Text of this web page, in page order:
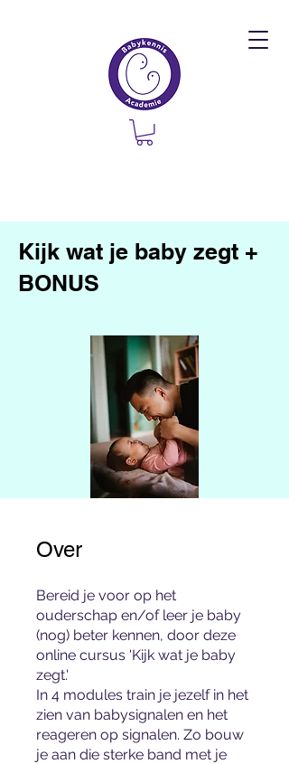
Kijk wat je baby zegt +
BONUS
Over
Bereid je voor op het
ouderschap en/of leer je baby
(nog) beter kennen, door deze
online cursus 'Kijk wat je baby
zegt.'
In 4 modules train je jezelf in het
zien van babysignalen en het
reageren op signalen. Zo bouw
je aan die sterke band met je